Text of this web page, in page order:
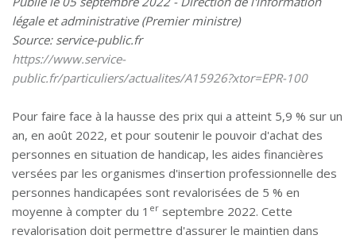
légale et administrative (Premier ministre)
Source: service-public.fr
https://www.service-
public.fr/particuliers/actualites/A15926?xtor=EPR-100
Pour faire face à la hausse des prix qui a atteint 5,9 % sur un
an, en août 2022, et pour soutenir le pouvoir d'achat des
personnes en situation de handicap, les aides financières
versées par les organismes d'insertion professionnelle des
personnes handicapées sont revalorisées de 5 % en
moyenne à compter du 1 er septembre 2022. Cette
revalorisation doit permettre d'assurer le maintien dans